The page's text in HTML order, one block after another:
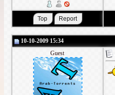
10-10-2009 15:34
Guest